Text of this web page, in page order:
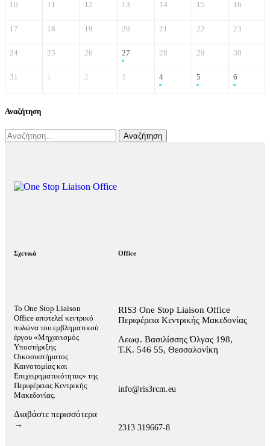
10 11 12 13 14 15 16
17 18 19 20 21 22 23
24 25 26 27 28 29 30
31 1 2 3 4 5 6
Αναζήτηση
Σχετικά
Το One Stop Liaison
Office αποτελεί κεντρικό
πυλώνα του εμβληματικού
έργου «Μηχανισμός
Υποστήριξης
Οικοσυστήματος
Καινοτομίας και
Επιχειρηματικότητας» της
Περιφέρειας Κεντρικής
Μακεδονίας.
Διαβάστε περισσότερα
→
Office
RIS3 One Stop Liaison Office
Περιφέρεια Κεντρικής Μακεδονίας
Λεωφ. Βασιλίσσης Όλγας 198,
Τ.Κ. 546 55, Θεσσαλονίκη
info@ris3rcm.eu
2313 319667-8